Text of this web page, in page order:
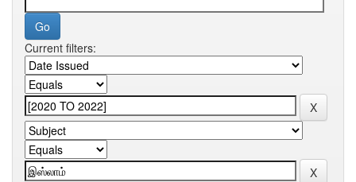
Current filters: